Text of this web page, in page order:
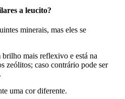
a leucito?
minerais, mas eles se
brilho mais reflexivo e está na
zeólitos; caso contrário pode ser
uma cor diferente.